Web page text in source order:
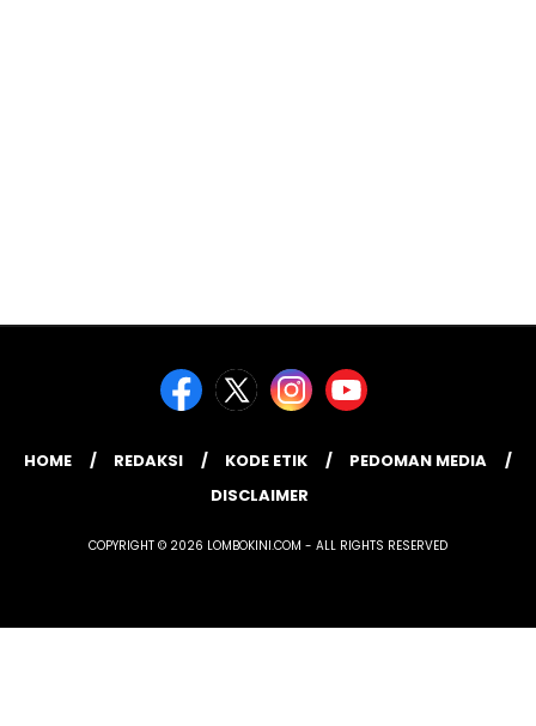
HOME REDAKSI KODE ETIK
PEDOMAN MEDIA
DISCLAIMER
COPYRIGHT © 2026 LOMBOKINI.COM - ALL RIGHTS RESERVED